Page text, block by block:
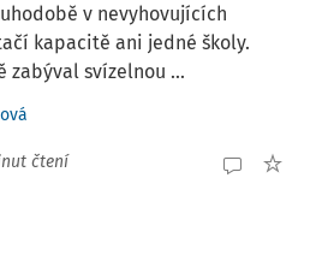
v nevyhovujících
kapacitě ani jedné školy.
zabýval svízelnou ...
čtení